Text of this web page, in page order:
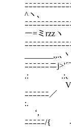
ﾆﾆﾆﾆﾆﾆﾆ
^ヽ､
ﾆﾆﾆﾆ
ー=ミ
ﾆﾆﾆﾆﾆﾆﾆ
ﾆﾆﾆﾆﾆﾆ
.:
V
ﾆﾆﾆﾆﾆ
‘,
ﾆﾆﾆﾆﾆ/{